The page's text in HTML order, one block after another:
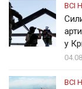
ВСІ
у
ВСІ